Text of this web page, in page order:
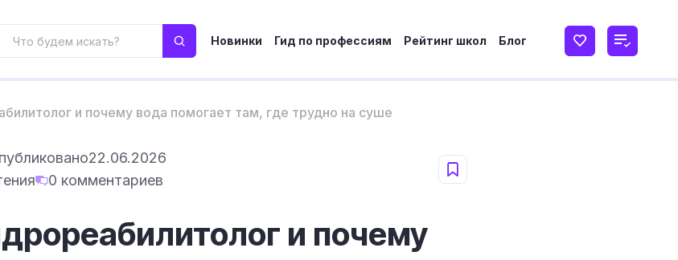
Новинки Гид по профессиям Рейтинг школ Блог
и почему вода помогает там, где трудно на суше
22.06.2026
0 комментариев
и почему